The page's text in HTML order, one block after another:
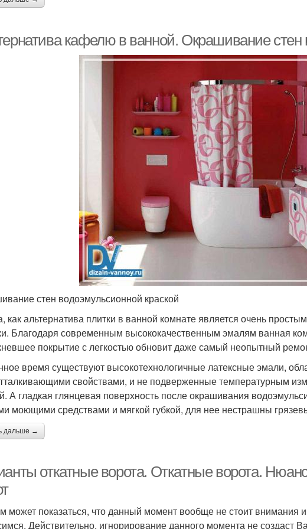
кафелю в ванной. Окрашивание стен
стен водоэмульсионной краской
как альтернатива плитки в ванной комнате является очень
Благодаря современным высококачественным эмалям ванная
покрытие с легкостью обновит даже самый неопытный
время существуют высокотехнологичные латексные эмали,
свойствами, и не подверженные температурным
А гладкая глянцевая поверхность после окрашивания
моющими средствами и мягкой губкой, для нее нестрашны
дальше →
откатные ворота. Откатные ворота.
может показаться, что данный момент вообще не стоит внимания
Действительно, игнорирование данного момента не создаст